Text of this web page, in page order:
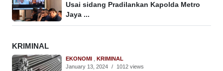
Usai sidang Pradilankan Kapolda Metro
Jaya ...
KRIMINAL
EKONOMI , KRIMINAL
January 13, 2024 / 1012 views